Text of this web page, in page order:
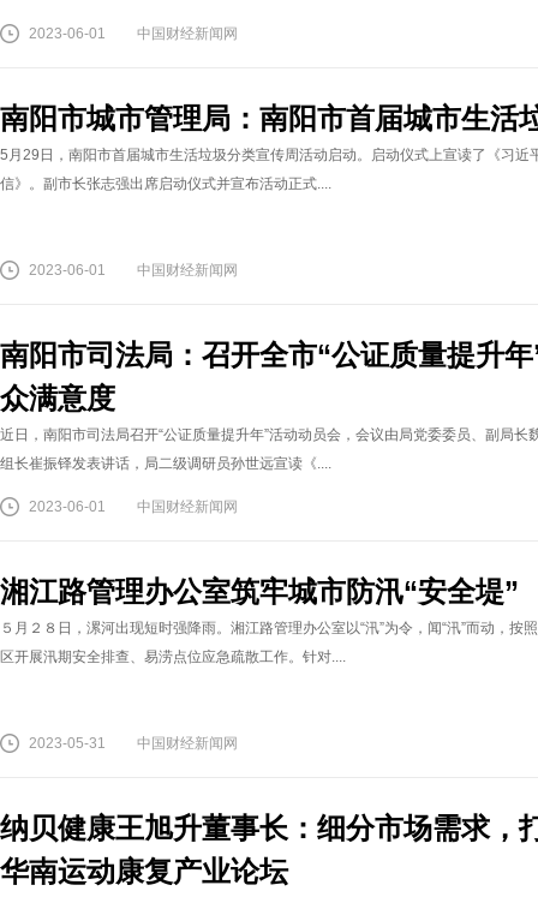
2023-06-01 中国财经新闻网
南阳市城市管理局：南阳市首届城市生活
5月29日，南阳市首届城市生活垃圾分类宣传周活动启动。启动仪式上宣读了《习
信》。副市长张志强出席启动仪式并宣布活动正式....
2023-06-01 中国财经新闻网
南阳市司法局：召开全市“公证质量提升
众满意度
近日，南阳市司法局召开“公证质量提升年”活动动员会，会议由局党委委员、副局
组长崔振铎发表讲话，局二级调研员孙世远宣读《....
2023-06-01 中国财经新闻网
湘江路管理办公室筑牢城市防汛“安全堤”
５月２８日，漯河出现短时强降雨。湘江路管理办公室以“汛”为令，闻“汛”而动，按
区开展汛期安全排查、易涝点位应急疏散工作。针对....
2023-05-31 中国财经新闻网
纳贝健康王旭升董事长：细分市场需求，
华南运动康复产业论坛